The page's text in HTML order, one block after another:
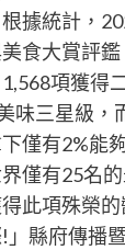
據統計，
食大賞評
項獲得
味三星級，
僅有2%能
僅有25名
此項殊榮的
!」縣府傳播